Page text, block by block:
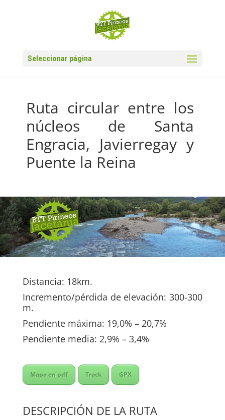
Seleccionar página
Ruta circular entre los
núcleos de Santa
Engracia, Javierregay y
Puente la Reina
Distancia: 18km.
Incremento/pérdida de elevación: 300-300
m.
Pendiente máxima: 19,0% – 20,7%
Pendiente media: 2,9% – 3,4%
Mapa en pdf Track GPX
DESCRIPCIÓN DE LA RUTA